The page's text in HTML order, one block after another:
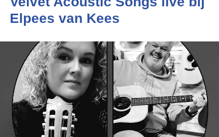
Elpees van Kees